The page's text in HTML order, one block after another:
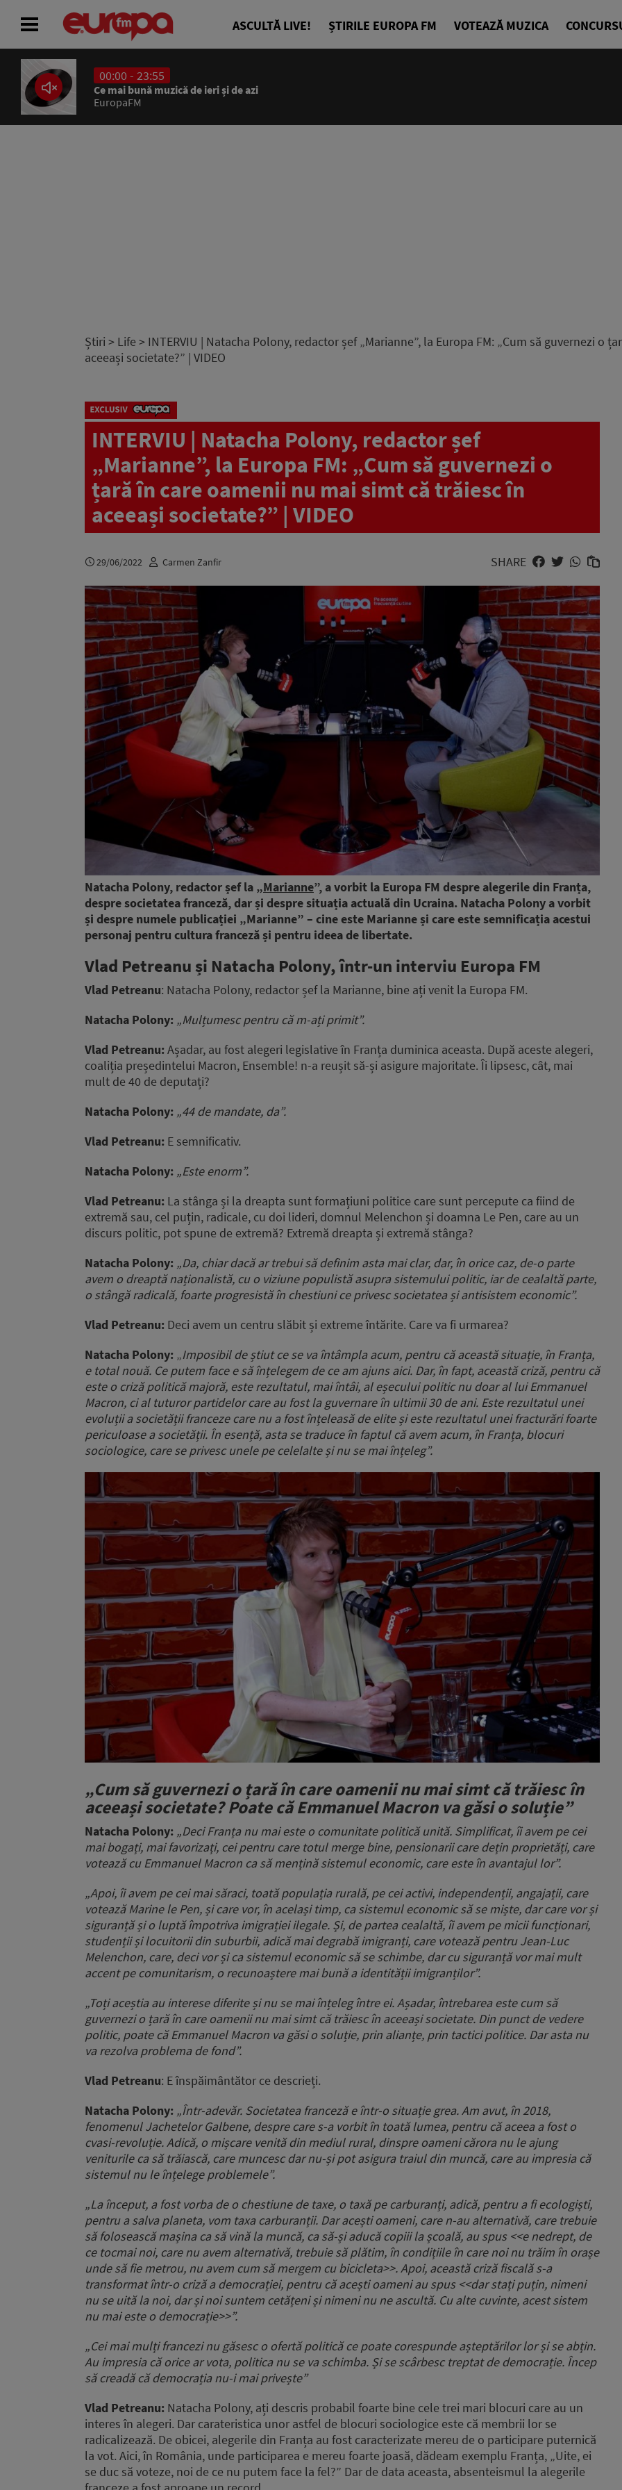
ASCULTĂ LIVE! ȘTIRILE EUROPA FM VOTEAZĂ MUZICA
00:00 - 23:55
Ce mai bună muzică de ieri și de azi
EuropaFM
Știri > Life > INTERVIU | Natacha Polony, redactor șef „Marianne”, la Europa FM: „Cum să guvernezi o
aceeași societate?” | VIDEO
INTERVIU | Natacha Polony, redactor șef
„Marianne”, la Europa FM: „Cum să guvernezi o
țară în care oamenii nu mai simt că trăiesc în
aceeași societate?” | VIDEO
29/06/2022 Carmen Zanfir SHARE
Natacha Polony, redactor șef la „Marianne”, a vorbit la Europa FM despre alegerile din Franța,
despre societatea franceză, dar și despre situația actuală din Ucraina. Natacha Polony a vorbit
și despre numele publicației „Marianne” – cine este Marianne și care este semnificația acestui
personaj pentru cultura franceză și pentru ideea de libertate.
Vlad Petreanu și Natacha Polony, într-un interviu Europa FM
Vlad Petreanu: Natacha Polony, redactor șef la Marianne, bine ați venit la Europa FM.
Natacha Polony: „Mulțumesc pentru că m-ați primit”.
Vlad Petreanu:Așadar, au fost alegeri legislative în Franța duminica aceasta. După aceste alegeri,
coaliția președintelui Macron, Ensemble! n-a reușit să-și asigure majoritate. Îi lipsesc, cât, mai
mult de 40 de deputați?
Natacha Polony: „44 de mandate, da”.
Vlad Petreanu: E semnificativ.
Natacha Polony: „Este enorm”.
Vlad Petreanu: La stânga și la dreapta sunt formațiuni politice care sunt percepute ca fiind de
extremă sau, cel puțin, radicale, cu doi lideri, domnul Melenchon și doamna Le Pen, care au un
discurs politic, pot spune de extremă? Extremă dreapta și extremă stânga?
Natacha Polony: „Da, chiar dacă ar trebui să definim asta mai clar, dar, în orice caz, de-o parte
avem o dreaptă naționalistă, cu o viziune populistă asupra sistemului politic, iar de cealaltă parte,
o stângă radicală, foarte progresistă în chestiuni ce privesc societatea și antisistem economic”.
Vlad Petreanu: Deci avem un centru slăbit și extreme întărite. Care va fi urmarea?
Natacha Polony: „Imposibil de știut ce se va întâmpla acum, pentru că această situație, în Franța,
e total nouă. Ce putem face e să înțelegem de ce am ajuns aici. Dar, în fapt, această criză, pentru că
este o criză politică majoră, este rezultatul, mai întâi, al eșecului politic nu doar al lui Emmanuel
Macron, ci al tuturor partidelor care au fost la guvernare în ultimii 30 de ani. Este rezultatul unei
evoluții a societății franceze care nu a fost înțeleasă de elite și este rezultatul unei fracturări foarte
periculoase a societății. În esență, asta se traduce în faptul că avem acum, în Franța, blocuri
sociologice, care se privesc unele pe celelalte și nu se mai înțeleg”.
„Cum să guvernezi o țară în care oamenii nu mai simt că trăiesc în
aceeași societate? Poate că Emmanuel Macron va găsi o soluție”
Natacha Polony: „Deci Franța nu mai este o comunitate politică unită. Simplificat, îi avem pe cei
mai bogați, mai favorizați, cei pentru care totul merge bine, pensionarii care dețin proprietăți, care
votează cu Emmanuel Macron ca să mențină sistemul economic, care este în avantajul lor”.
„Apoi, îi avem pe cei mai săraci, toată populația rurală, pe cei activi, independenții, angajații, care
votează Marine le Pen, și care vor, în același timp, ca sistemul economic să se miște, dar care vor și
siguranță și o luptă împotriva imigrației ilegale. Și, de partea cealaltă, îi avem pe micii funcționari,
studenții și locuitorii din suburbii, adică mai degrabă imigranți, care votează pentru Jean-Luc
Melenchon, care, deci vor și ca sistemul economic să se schimbe, dar cu siguranță vor mai mult
accent pe comunitarism, o recunoaștere mai bună a identității imigranților”.
„Toți aceștia au interese diferite și nu se mai înțeleg între ei. Așadar, întrebarea este cum să
guvernezi o țară în care oamenii nu mai simt că trăiesc în aceeași societate. Din punct de vedere
politic, poate că Emmanuel Macron va găsi o soluție, prin alianțe, prin tactici politice. Dar asta nu
va rezolva problema de fond”.
Vlad Petreanu: E înspăimântător ce descrieți.
Natacha Polony: „Într-adevăr. Societatea franceză e într-o situație grea. Am avut, în 2018,
fenomenul Jachetelor Galbene, despre care s-a vorbit în toată lumea, pentru că aceea a fost o
cvasi-revoluție. Adică, o mișcare venită din mediul rural, dinspre oameni cărora nu le ajung
veniturile ca să trăiască, care muncesc dar nu-și pot asigura traiul din muncă, care au impresia că
sistemul nu le înțelege problemele”.
„La început, a fost vorba de o chestiune de taxe, o taxă pe carburanți, adică, pentru a fi ecologiști,
pentru a salva planeta, vom taxa carburanții. Dar acești oameni, care n-au alternativă, care trebuie
să folosească mașina ca să vină la muncă, ca să-și aducă copiii la școală, au spus <<e nedrept, de
ce tocmai noi, care nu avem alternativă, trebuie să plătim, în condițiile în care noi nu trăim în orașe
unde să fie metrou, nu avem cum să mergem cu bicicleta>>. Apoi, această criză fiscală s-a
transformat într-o criză a democrației, pentru că acești oameni au spus <<dar stați puțin, nimeni
nu se uită la noi, dar și noi suntem cetățeni și nimeni nu ne ascultă. Cu alte cuvinte, acest sistem
nu mai este o democrație>>”.
„Cei mai mulți francezi nu găsesc o ofertă politică ce poate corespunde așteptărilor lor și se abțin.
Au impresia că orice ar vota, politica nu se va schimba. Și se scârbesc treptat de democrație. Încep
să creadă că democrația nu-i mai privește”
Vlad Petreanu: Natacha Polony, ați descris probabil foarte bine cele trei mari blocuri care au un
interes în alegeri. Dar carateristica unor astfel de blocuri sociologice este că membrii lor se
radicalizează. De obicei, alegerile din Franța au fost caracterizate mereu de o participare puternică
la vot. Aici, în România, unde participarea e mereu foarte joasă, dădeam exemplu Franța, „Uite, ei
se duc să voteze, noi de ce nu putem face la fel?” Dar de data aceasta, absenteismul la alegerile
ACASĂ
ȘTIRI